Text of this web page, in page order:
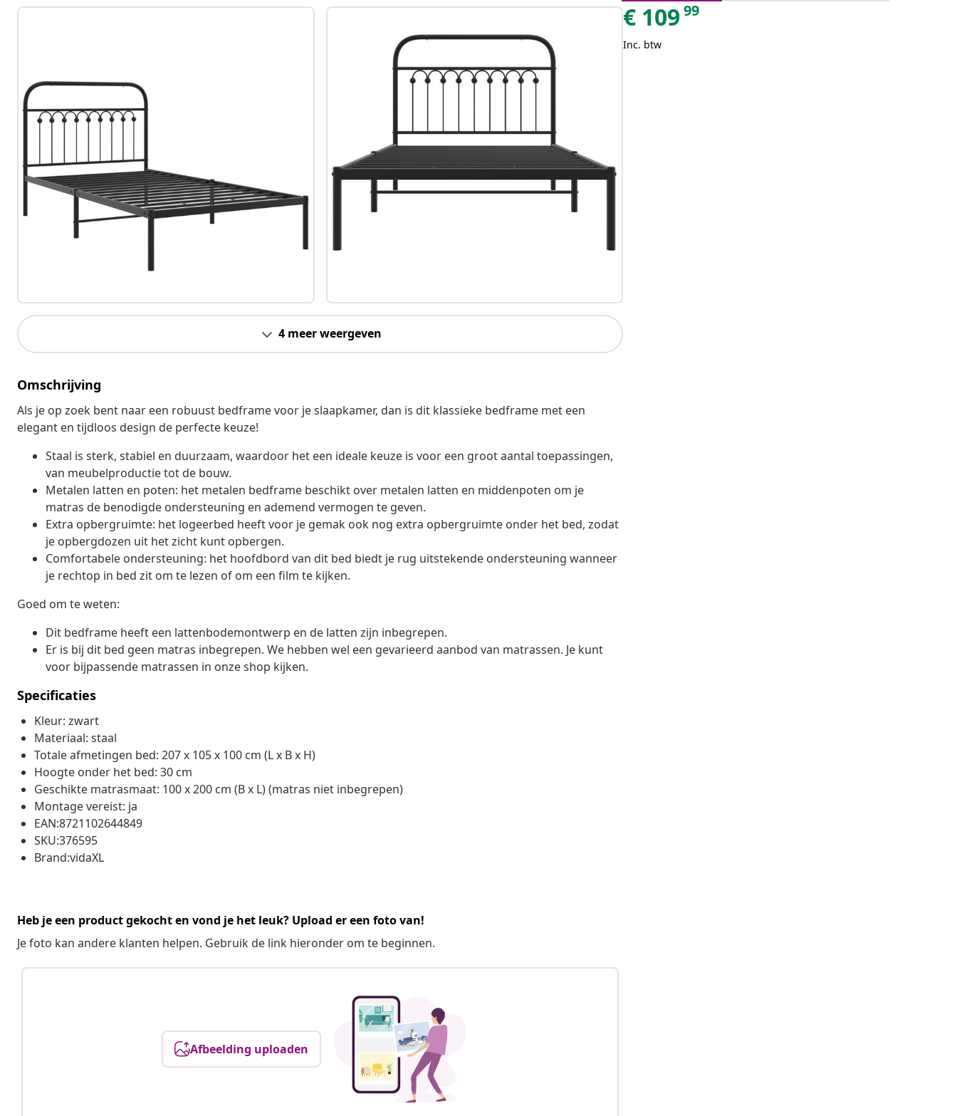
4 meer weergeven
Omschrijving
Als je op zoek bent naar een robuust bedframe voor je slaapkamer, dan is dit klassieke bedframe met een
elegant en tijdloos design de perfecte keuze!
Staal is sterk, stabiel en duurzaam, waardoor het een ideale keuze is voor een groot aantal toepassingen,
van meubelproductie tot de bouw.
Metalen latten en poten: het metalen bedframe beschikt over metalen latten en middenpoten om je
matras de benodigde ondersteuning en ademend vermogen te geven.
Extra opbergruimte: het logeerbed heeft voor je gemak ook nog extra opbergruimte onder het bed, zodat
je opbergdozen uit het zicht kunt opbergen.
Comfortabele ondersteuning: het hoofdbord van dit bed biedt je rug uitstekende ondersteuning wanneer
je rechtop in bed zit om te lezen of om een film te kijken.
Goed om te weten:
Dit bedframe heeft een lattenbodemontwerp en de latten zijn inbegrepen.
Er is bij dit bed geen matras inbegrepen. We hebben wel een gevarieerd aanbod van matrassen. Je kunt
voor bijpassende matrassen in onze shop kijken.
Specificaties
Kleur: zwart
Materiaal: staal
Totale afmetingen bed: 207 x 105 x 100 cm (L x B x H)
Hoogte onder het bed: 30 cm
Geschikte matrasmaat: 100 x 200 cm (B x L) (matras niet inbegrepen)
Montage vereist: ja
EAN:8721102644849
SKU:376595
Brand:vidaXL
Heb je een product gekocht en vond je het leuk? Upload er een foto van!
Je foto kan andere klanten helpen. Gebruik de link hieronder om te beginnen.
Afbeelding uploaden
€ 10999
Inc. btw